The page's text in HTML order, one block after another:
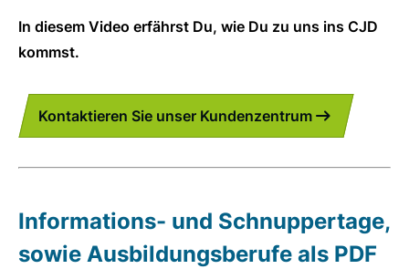
In diesem Video erfährst Du, wie Du zu uns ins CJD
kommst.
Kontaktieren Sie unser Kundenzentrum
Informations- und Schnuppertage,
sowie Ausbildungsberufe als PDF